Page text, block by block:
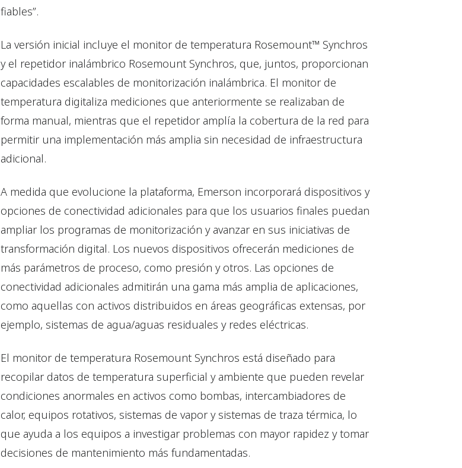
fiables”.
La versión inicial incluye el monitor de temperatura Rosemount™ Synchros
y el repetidor inalámbrico Rosemount Synchros, que, juntos, proporcionan
capacidades escalables de monitorización inalámbrica. El monitor de
temperatura digitaliza mediciones que anteriormente se realizaban de
forma manual, mientras que el repetidor amplía la cobertura de la red para
permitir una implementación más amplia sin necesidad de infraestructura
adicional.
A medida que evolucione la plataforma, Emerson incorporará dispositivos y
opciones de conectividad adicionales para que los usuarios finales puedan
ampliar los programas de monitorización y avanzar en sus iniciativas de
transformación digital. Los nuevos dispositivos ofrecerán mediciones de
más parámetros de proceso, como presión y otros. Las opciones de
conectividad adicionales admitirán una gama más amplia de aplicaciones,
como aquellas con activos distribuidos en áreas geográficas extensas, por
ejemplo, sistemas de agua/aguas residuales y redes eléctricas.
El monitor de temperatura Rosemount Synchros está diseñado para
recopilar datos de temperatura superficial y ambiente que pueden revelar
condiciones anormales en activos como bombas, intercambiadores de
calor, equipos rotativos, sistemas de vapor y sistemas de traza térmica, lo
que ayuda a los equipos a investigar problemas con mayor rapidez y tomar
decisiones de mantenimiento más fundamentadas.